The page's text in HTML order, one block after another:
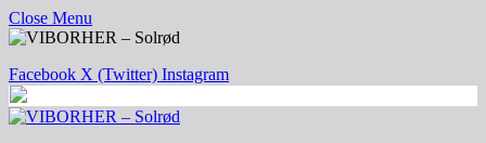
Close Menu
Facebook X (Twitter) Instagram